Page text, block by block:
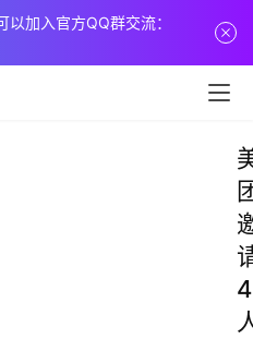
加入官方QQ群交流：
4